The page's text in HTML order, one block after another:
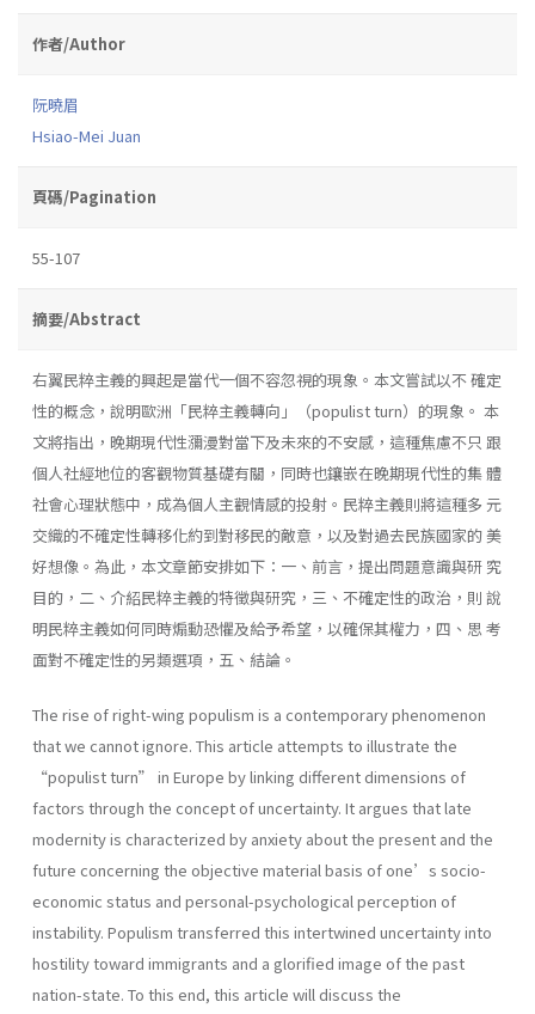
作者/Author
阮曉眉
Hsiao-Mei Juan
頁碼/Pagination
55-107
摘要/Abstract
右翼民粹主義的興起是當代一個不容忽視的現象。本文嘗試以不 確定
性的概念，說明歐洲「民粹主義轉向」（populist turn）的現象。 本
文將指出，晚期現代性瀰漫對當下及未來的不安感，這種焦慮不只 跟
個人社經地位的客觀物質基礎有關，同時也鑲嵌在晚期現代性的集 體
社會心理狀態中，成為個人主觀情感的投射。民粹主義則將這種多 元
交織的不確定性轉移化約到對移民的敵意，以及對過去民族國家的 美
好想像。為此，本文章節安排如下：一、前言，提出問題意識與研 究
目的，二、介紹民粹主義的特徵與研究，三、不確定性的政治，則 說
明民粹主義如何同時煽動恐懼及給予希望，以確保其權力，四、思 考
面對不確定性的另類選項，五、結論。
The rise of right-wing populism is a contemporary phenomenon
that we cannot ignore. This article attempts to illustrate the
“populist turn” in Europe by linking different dimensions of
factors through the concept of uncertainty. It argues that late
modernity is characterized by anxiety about the present and the
future concerning the objective material basis of one’s socio-
economic status and personal-psychological perception of
instability. Populism transferred this intertwined uncertainty into
hostility toward immigrants and a glorified image of the past
nation-state. To this end, this article will discuss the